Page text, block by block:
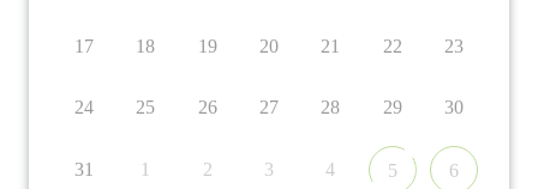
17 18 19 20 21 22 23
24 25 26 27 28 29 30
31 1 2 3 4 5 6